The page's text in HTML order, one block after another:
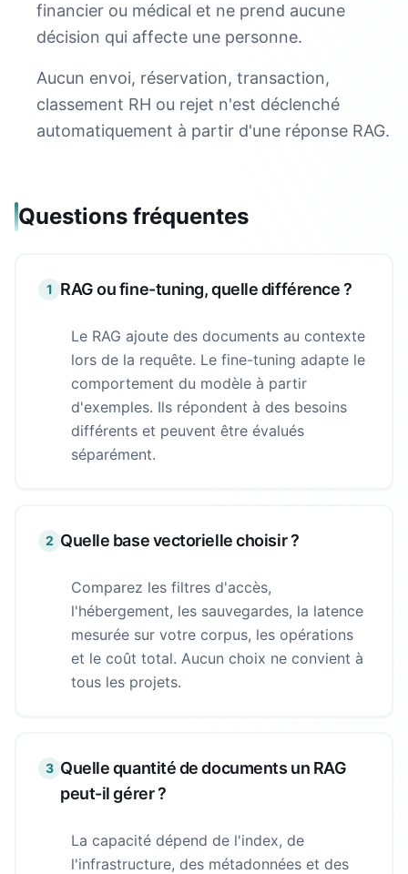
financier ou médical et ne prend aucune
décision qui affecte une personne.
Aucun envoi, réservation, transaction,
classement RH ou rejet n'est déclenché
automatiquement à partir d'une réponse RAG.
Questions fréquentes
1 RAG ou fine-tuning, quelle différence ?
Le RAG ajoute des documents au contexte
lors de la requête. Le fine-tuning adapte le
comportement du modèle à partir
d'exemples. Ils répondent à des besoins
différents et peuvent être évalués
séparément.
2 Quelle base vectorielle choisir ?
Comparez les filtres d'accès,
l'hébergement, les sauvegardes, la latence
mesurée sur votre corpus, les opérations
et le coût total. Aucun choix ne convient à
tous les projets.
3 Quelle quantité de documents un RAG
peut-il gérer ?
La capacité dépend de l'index, de
l'infrastructure, des métadonnées et des